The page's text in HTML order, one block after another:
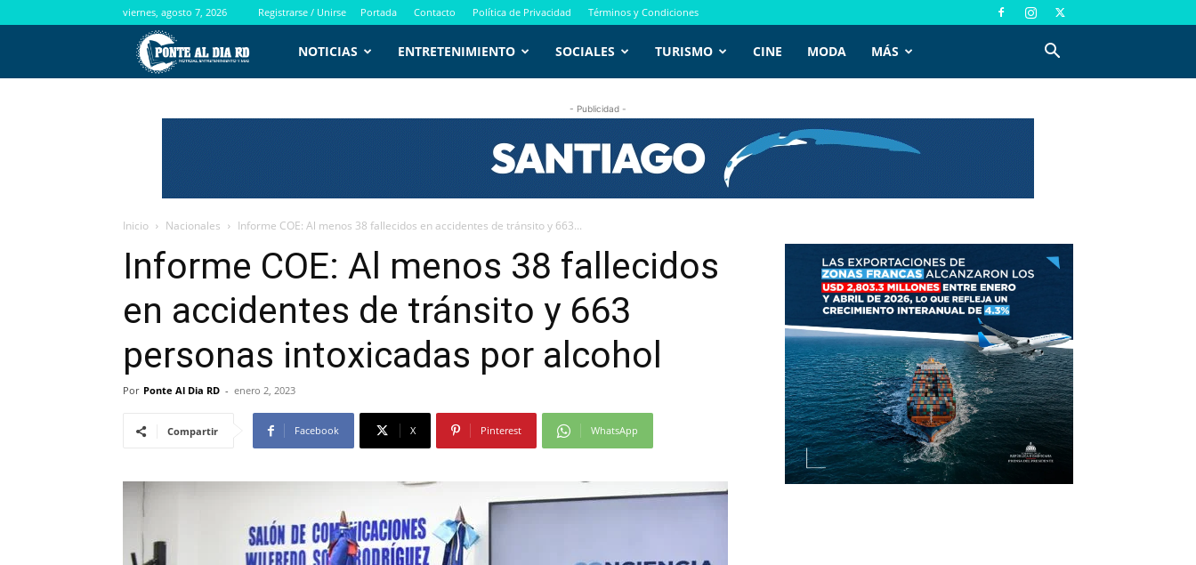
viernes, agosto 7, 2026 Registrarse / Unirse Portada Contacto Política de Privacidad Términos y Condiciones
PontealdiaRD.com
NOTICIAS ENTRETENIMIENTO SOCIALES TURISMO CINE MODA MÁS
- Publicidad -
Inicio Nacionales Informe COE: Al menos 38 fallecidos en accidentes de tránsito y 663...
Informe COE: Al menos 38 fallecidos
en accidentes de tránsito y 663
personas intoxicadas por alcohol
Por Ponte Al Dia RD - enero 2, 2023
Compartir Facebook X Pinterest WhatsApp